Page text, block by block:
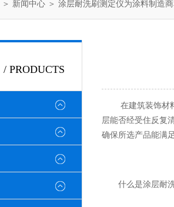
＞ 新闻中心 ＞ 涂层耐洗刷测定仪为涂料制造
/ PRODUCTS
在建筑装饰材料
层能否经受住反复
确保所选产品能满
什么是涂层耐洗